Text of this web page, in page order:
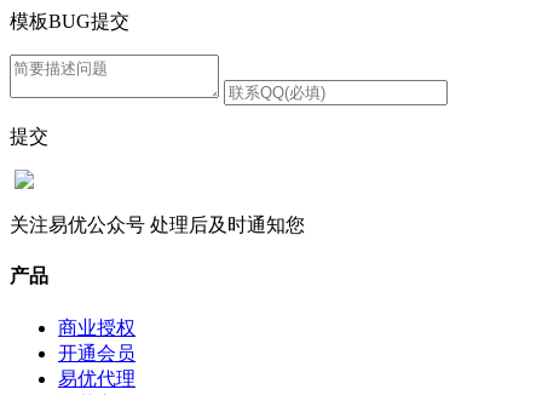
模板BUG提交
提交
关注易优公众号 处理后及时通知您
产品
商业授权
开通会员
易优代理